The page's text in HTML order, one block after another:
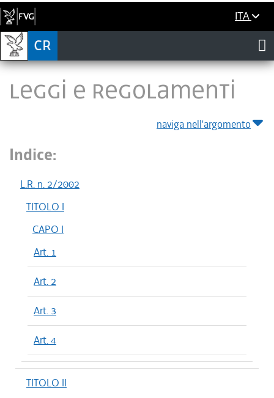
ITA
LEGGI E REGOLAMENTI
naviga nell'argomento
Indice:
L.R. n. 2/2002
TITOLO I
CAPO I
Art. 1
Art. 2
Art. 3
Art. 4
TITOLO II